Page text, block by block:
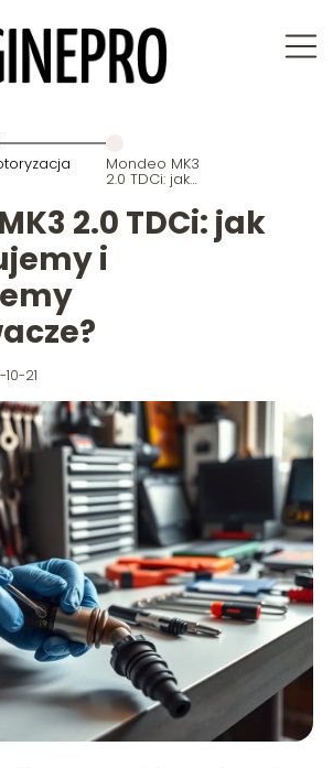
Mondeo MK3
2.0 TDCi: jak
regenerujemy
i sprzedajemy
wtryskiwacze?
2.0 TDCi: jak
i
21